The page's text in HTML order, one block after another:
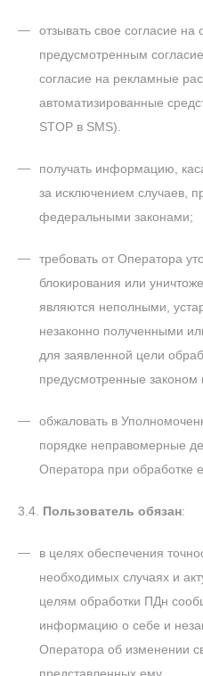
отзывать свое согласие
предусмотренным
согласие на рекламные
автоматизированные
STOP в SMS).
получать информацию,
за исключением случаев,
федеральными законами;
требовать от Оператора
блокирования или
являются неполными,
незаконно полученными
для заявленной цели
предусмотренные
обжаловать в
порядке неправомерные
Оператора при обработке
3.4. Пользователь обязан:
в целях обеспечения
необходимых случаях и
целям обработки ПДн
информацию о себе и
Оператора об изменении